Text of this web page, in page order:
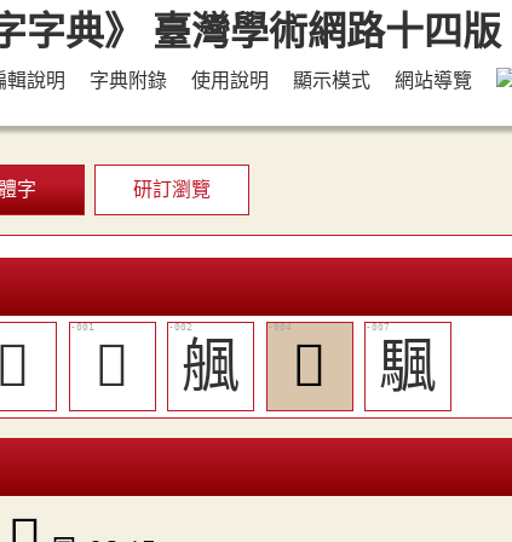
輯說明 字典附錄 使用說明 顯示模式 網站導覽
字 研訂瀏覽
󱫆 𤖫 䑺 𩗋 颿